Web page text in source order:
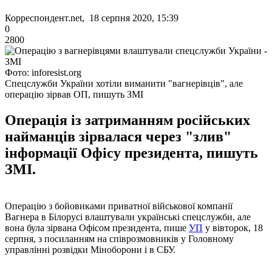
Корреспондент.net, 18 серпня 2020, 15:39
0
2800
Фото: inforesist.org
Спецслужби України хотіли виманити "вагнерівців", але
операцію зірвав ОП, пишуть ЗМІ
Операція із затриманням російських
найманців зірвалася через "злив"
інформації Офісу президента, пишуть
ЗМІ.
Операцію з бойовиками приватної військової компанії
Вагнера в Білорусі влаштували українські спецслужби, але
вона була зірвана Офісом президента, пише УП у вівторок, 18
серпня, з посиланням на співрозмовників у Головному
управлінні розвідки Міноборони і в СБУ.